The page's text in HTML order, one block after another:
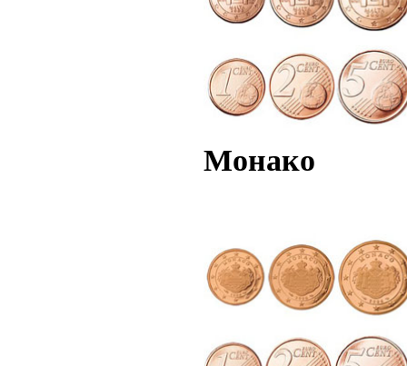
Монако